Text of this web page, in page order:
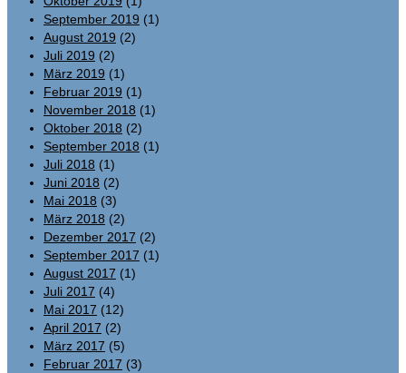
September 2019 (1)
August 2019 (2)
Juli 2019 (2)
März 2019 (1)
Februar 2019 (1)
November 2018 (1)
Oktober 2018 (2)
September 2018 (1)
Juli 2018 (1)
Juni 2018 (2)
Mai 2018 (3)
März 2018 (2)
Dezember 2017 (2)
September 2017 (1)
August 2017 (1)
Juli 2017 (4)
Mai 2017 (12)
April 2017 (2)
März 2017 (5)
Februar 2017 (3)